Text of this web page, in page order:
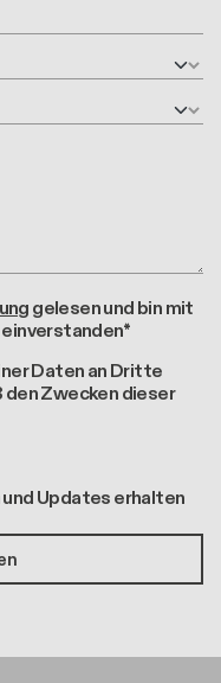
gelesen und bin mit
Daten an Dritte
den Zwecken dieser
Updates erhalten